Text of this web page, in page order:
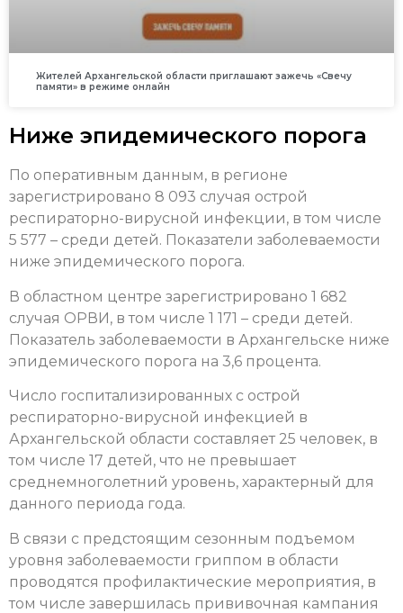
Жителей Архангельской области приглашают зажечь «Свечу
памяти» в режиме онлайн
Ниже эпидемического порога
По оперативным данным, в регионе
зарегистрировано 8 093 случая острой
респираторно-вирусной инфекции, в том числе
5 577 – среди детей. Показатели заболеваемости
ниже эпидемического порога.
В областном центре зарегистрировано 1 682
случая ОРВИ, в том числе 1 171 – среди детей.
Показатель заболеваемости в Архангельске ниже
эпидемического порога на 3,6 процента.
Число госпитализированных с острой
респираторно-вирусной инфекцией в
Архангельской области составляет 25 человек, в
том числе 17 детей, что не превышает
среднемноголетний уровень, характерный для
данного периода года.
В связи с предстоящим сезонным подъемом
уровня заболеваемости гриппом в области
проводятся профилактические мероприятия, в
том числе завершилась прививочная кампания